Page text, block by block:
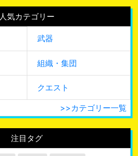
人気カテゴリー
武器
組織・集団
クエスト
>>カテゴリー一覧
注目タグ